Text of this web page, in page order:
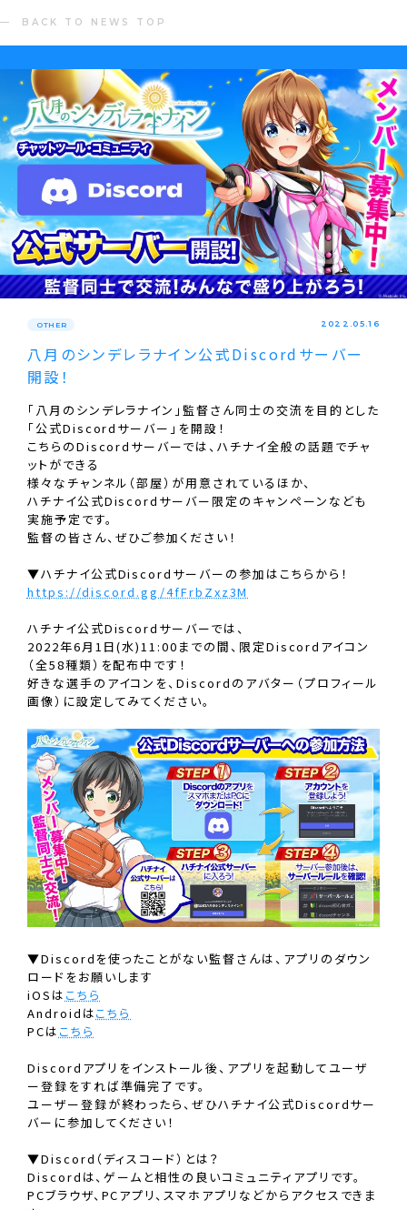
BACK TO NEWS TOP
OTHER 2022.05.16
八月のシンデレラナイン公式Discordサーバー
開設！
「八月のシンデレラナイン」監督さん同士の交流を目的とした
「公式Discordサーバー」を開設！
こちらのDiscordサーバーでは、ハチナイ全般の話題でチャ
ットができる
様々なチャンネル（部屋）が用意されているほか、
ハチナイ公式Discordサーバー限定のキャンペーンなども
実施予定です。
監督の皆さん、ぜひご参加ください！
▼ハチナイ公式Discordサーバーの参加はこちらから！
https://discord.gg/4fFrbZxz3M
ハチナイ公式Discordサーバーでは、
2022年6月1日(水)11:00までの間、限定Discordアイコン
（全58種類）を配布中です！
好きな選手のアイコンを、Discordのアバター（プロフィール
画像）に設定してみてください。
▼Discordを使ったことがない監督さんは、アプリのダウン
ロードをお願いします
iOSは こちら
Androidはこちら
PCは こちら
Discordアプリをインストール後、アプリを起動してユーザ
ー登録をすれば準備完了です。
ユーザー登録が終わったら、ぜひハチナイ公式Discordサー
バーに参加してください！
▼Discord（ディスコード）とは？
Discordは、ゲームと相性の良いコミュニティアプリです。
PCブラウザ、PCアプリ、スマホアプリなどからアクセスできま